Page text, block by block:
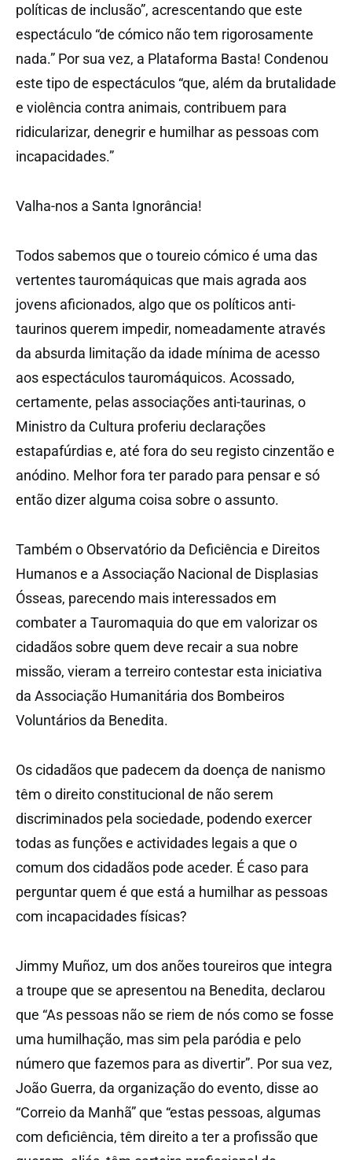
políticas de inclusão”, acrescentando que este
espectáculo “de cómico não tem rigorosamente
nada.” Por sua vez, a Plataforma Basta! Condenou
este tipo de espectáculos “que, além da brutalidade
e violência contra animais, contribuem para
ridicularizar, denegrir e humilhar as pessoas com
incapacidades.”
Valha-nos a Santa Ignorância!
Todos sabemos que o toureio cómico é uma das
vertentes tauromáquicas que mais agrada aos
jovens aficionados, algo que os políticos anti-
taurinos querem impedir, nomeadamente através
da absurda limitação da idade mínima de acesso
aos espectáculos tauromáquicos. Acossado,
certamente, pelas associações anti-taurinas, o
Ministro da Cultura proferiu declarações
estapafúrdias e, até fora do seu registo cinzentão e
anódino. Melhor fora ter parado para pensar e só
então dizer alguma coisa sobre o assunto.
Também o Observatório da Deficiência e Direitos
Humanos e a Associação Nacional de Displasias
Ósseas, parecendo mais interessados em
combater a Tauromaquia do que em valorizar os
cidadãos sobre quem deve recair a sua nobre
missão, vieram a terreiro contestar esta iniciativa
da Associação Humanitária dos Bombeiros
Voluntários da Benedita.
Os cidadãos que padecem da doença de nanismo
têm o direito constitucional de não serem
discriminados pela sociedade, podendo exercer
todas as funções e actividades legais a que o
comum dos cidadãos pode aceder. É caso para
perguntar quem é que está a humilhar as pessoas
com incapacidades físicas?
Jimmy Muñoz, um dos anões toureiros que integra
a troupe que se apresentou na Benedita, declarou
que “As pessoas não se riem de nós como se fosse
uma humilhação, mas sim pela paródia e pelo
número que fazemos para as divertir”. Por sua vez,
João Guerra, da organização do evento, disse ao
“Correio da Manhã” que “estas pessoas, algumas
com deficiência, têm direito a ter a profissão que